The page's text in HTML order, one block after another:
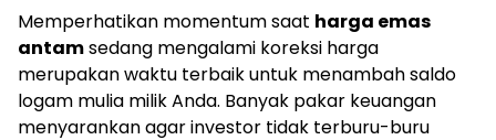
Memperhatikan momentum saat harga emas
antamsedang mengalami koreksi harga
merupakan waktu terbaik untuk menambah saldo
logam mulia milik Anda. Banyak pakar keuangan
menyarankan agar investor tidak terburu-buru